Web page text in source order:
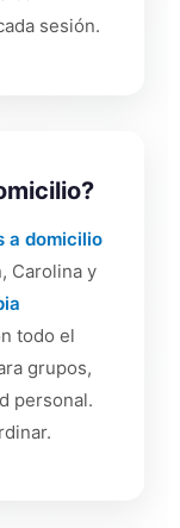
sesión.
a domicilio
Carolina y
todo el
grupos,
personal.